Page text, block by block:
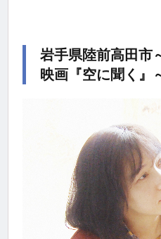
岩手県陸前高田市
映画『空に聞く』